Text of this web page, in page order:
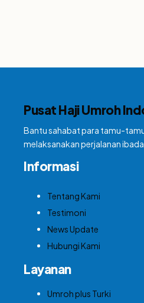
Pusat Haji Umroh
Bantu sahabat para tamu-
melaksanakan perjalanan
Informasi
Tentang Kami
Testimoni
News Update
Hubungi Kami
Layanan
Umroh plus Turki